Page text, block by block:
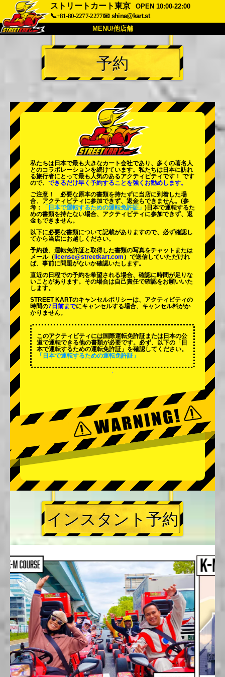
ストリートカート東京
OPEN 10:00-22:00
📞+81-80-2277-2277📧 shina@kart.st
MENU/他店舗
トップ
概要 車両 価格
会社 予約
他店舗
東京 秋葉原 #2
東京 渋谷アネックス 東京ベイ
東京 浅草 大阪
沖縄
予約
私たちは日本で最も大きなカート会社であり、 多くの著名人
とのコラボレーションを続けています。私たちは日本に訪れ
る旅行者にとって最も人気のあるアクティビティです！ です
ので、 できるだけ早く予約することを強くお勧めします。
ご注意！ 必要な原本の書類を持たずに当店に到着した場
合、アクティビティに参加できず、返金もできません。 (参
考：
「日本で運転するための運転免許証」 )日本で運転するた
めの書類を持たない場合、アクティビティに参加できず、返
金もできません。
以下に必要な書類について記載がありますので、必ず確認し
てから当店にお越しください。
予約後、運転免許証と取得した書類の写真をチャットまたは
メール（ license@streetkart.com ）で送信していただけれ
ば、事前に問題がないか確認いたします。
直近の日程での予約を希望される場合、確認に時間が足りな
いことがあります。その場合は自己責任で確認をお願いいた
します。
STREET KARTのキャンセルポリシーは、アクティビティの
時間の7日前までにキャンセルする場合、キャンセル料がか
かりません。
このアクティビティには国際運転免許証または日本の公
道で運転できる他の書類が必要です。必ず、以下の「日
本で運転するための運転免許証」を確認してください。
「日本で運転するための運転免許証」
インスタント予約